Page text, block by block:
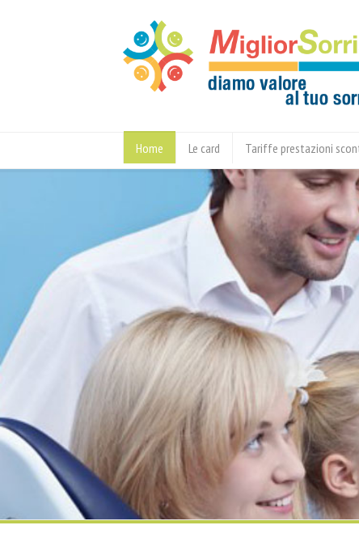
Home Le card Tariffe prestazioni